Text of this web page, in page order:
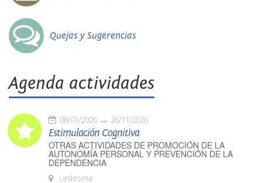
Quejas y Sugerencias
Agenda actividades
08/01/2026 26/11/2026
Estimulación Cognitiva
OTRAS ACTIVIDADES DE PROMOCIÓN DE LA
AUTONOMÍA PERSONAL Y PREVENCIÓN DE LA
DEPENDENCIA
Ledesma